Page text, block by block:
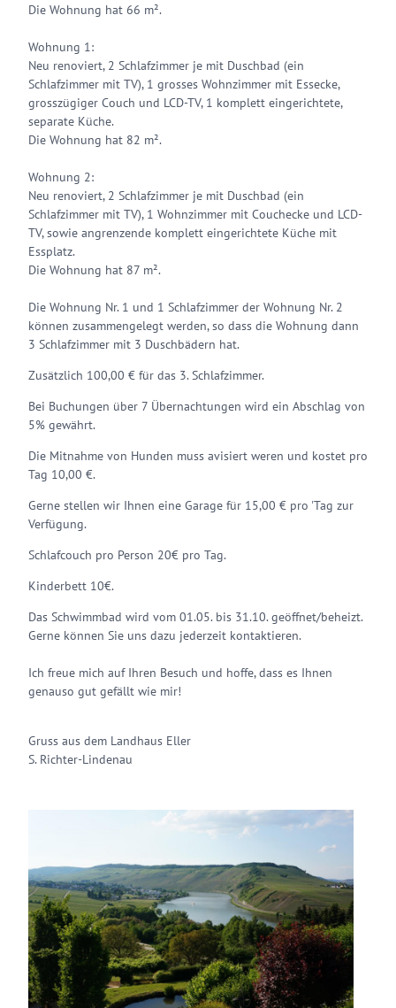
Die Wohnung hat 66 m².
Wohnung 1:
Neu renoviert, 2 Schlafzimmer je mit Duschbad (ein
Schlafzimmer mit TV), 1 grosses Wohnzimmer mit Essecke,
grosszügiger Couch und LCD-TV, 1 komplett eingerichtete,
separate Küche.
Die Wohnung hat 82 m².
Wohnung 2:
Neu renoviert, 2 Schlafzimmer je mit Duschbad (ein
Schlafzimmer mit TV), 1 Wohnzimmer mit Couchecke und LCD-
TV, sowie angrenzende komplett eingerichtete Küche mit
Essplatz.
Die Wohnung hat 87 m².
Die Wohnung Nr. 1 und 1 Schlafzimmer der Wohnung Nr. 2
können zusammengelegt werden, so dass die Wohnung dann
3 Schlafzimmer mit 3 Duschbädern hat.
Zusätzlich 100,00 € für das 3. Schlafzimmer.
Bei Buchungen über 7 Übernachtungen wird ein Abschlag von
5% gewährt.
Die Mitnahme von Hunden muss avisiert weren und kostet pro
Tag 10,00 €.
Gerne stellen wir Ihnen eine Garage für 15,00 € pro 'Tag zur
Verfügung.
Schlafcouch pro Person 20€ pro Tag.
Kinderbett 10€.
Das Schwimmbad wird vom 01.05. bis 31.10. geöffnet/beheizt.
Gerne können Sie uns dazu jederzeit kontaktieren.
Ich freue mich auf Ihren Besuch und hoffe, dass es Ihnen
genauso gut gefällt wie mir!
Gruss aus dem Landhaus Eller
S. Richter-Lindenau